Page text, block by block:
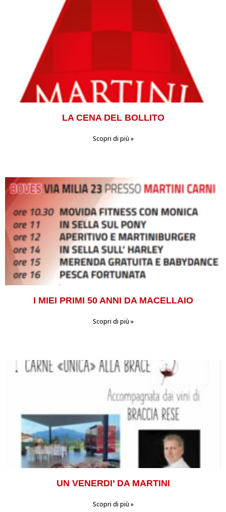
LA CENA DEL BOLLITO
Scopri di più »
I MIEI PRIMI 50 ANNI DA MACELLAIO
Scopri di più »
UN VENERDI’ DA MARTINI
Scopri di più »